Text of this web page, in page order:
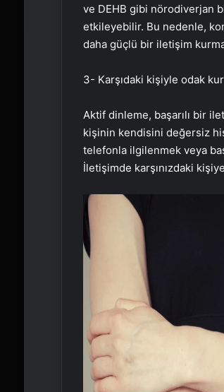
ve DEHB gibi nörodiverjan
etkileyebilir. Bu nedenle,
daha güçlü bir iletişim
3- Karşıdaki kişiyle odak
Aktif dinleme, başarılı bir
kişinin kendisini değersiz
telefonla ilgilenmek veya
İletişimde karşınızdaki